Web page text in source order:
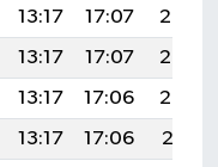
13:17 17:07
20:24
13:17 17:07
20:23
13:17 17:06
20:22
13:17 17:06
20:21